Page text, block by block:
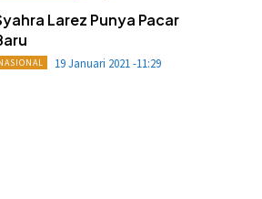
Larez Punya Pacar
19 Januari 2021 -11:29